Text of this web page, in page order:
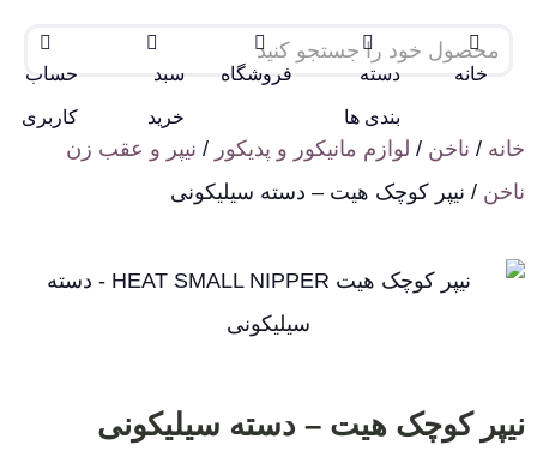
خانه دسته
بندی ها
فروشگاه سبد
خرید
حساب
کاربری
خانه / ناخن / لوازم مانیکور و پدیکور / نیپر و عقب زن
ناخن / نیپر کوچک هیت – دسته سیلیکونی
نیپر کوچک هیت – دسته سیلیکونی